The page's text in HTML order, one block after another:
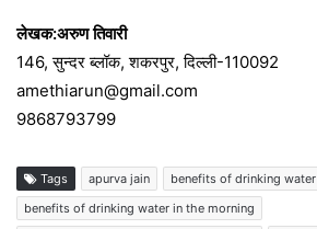
लेखक:अरुण तिवारी
146, सुन्दर ब्लॉक, शकरपुर, दिल्ली-110092
amethiarun@gmail.com
9868793799
Tags apurva jain
benefits of drinking water
benefits of drinking water in the morning